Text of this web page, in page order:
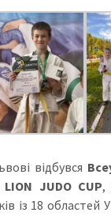
відбувся
JUDO CUP,
із 18 областей